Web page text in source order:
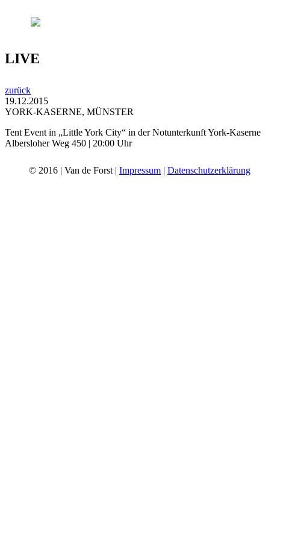
LIVE
zurück
19.12.2015
YORK-KASERNE, MÜNSTER
Tent Event in „Little York City“ in der Notunterkunft York-Kaserne
Albersloher Weg 450 | 20:00 Uhr
© 2016 | Van de Forst | Impressum | Datenschutzerklärung